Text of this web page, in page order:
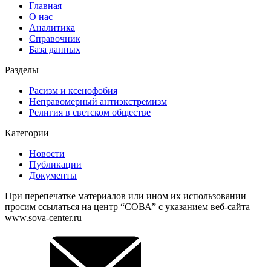
Главная
О нас
Аналитика
Справочник
База данных
Разделы
Расизм и ксенофобия
Неправомерный антиэкстремизм
Религия в светском обществе
Категории
Новости
Публикации
Документы
При перепечатке материалов или ином их использовании
просим ссылаться на центр “СОВА” с указанием веб-сайта
www.sova-center.ru